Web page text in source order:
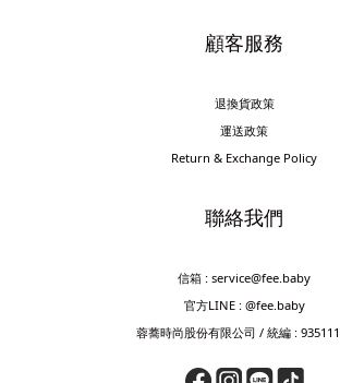
顧客服務
退換貨政策
運送政策
Return & Exchange Policy
聯絡我們
信箱 : service@fee.baby
官方LINE : @fee.baby
蓉蕎時尚股份有限公司 / 統編 :